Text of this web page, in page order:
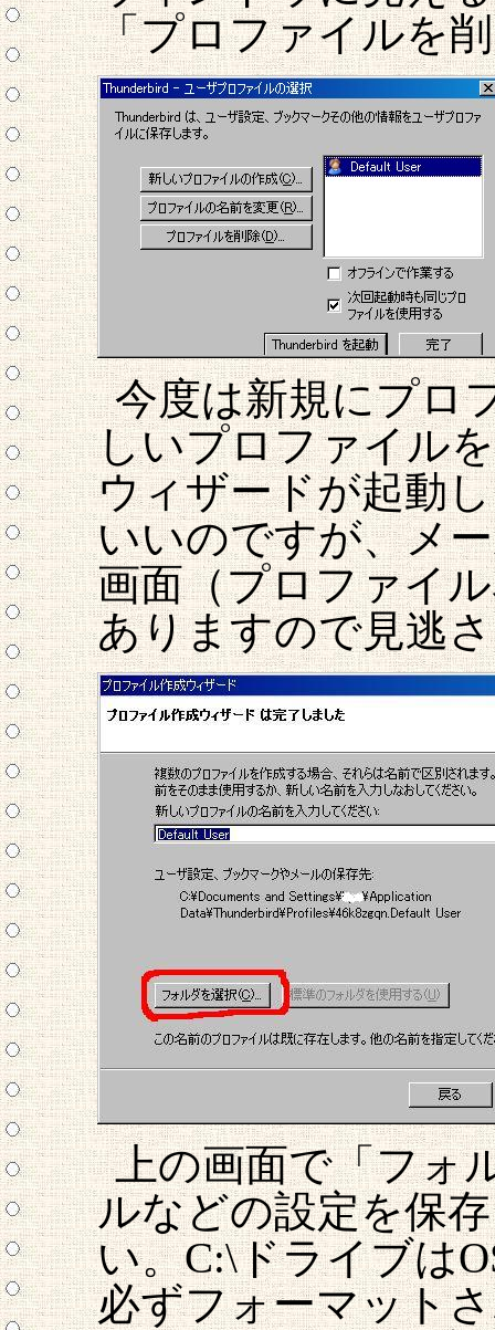
「プロファイルを
今度は新規にプロ
しいプロファイル
ウィザードが起動
いいのですが、メ
画面（プロファイ
ありますので見逃
上の画面で「フォ
ルなどの設定を保
い。C:\ドライブは
必ずフォーマット